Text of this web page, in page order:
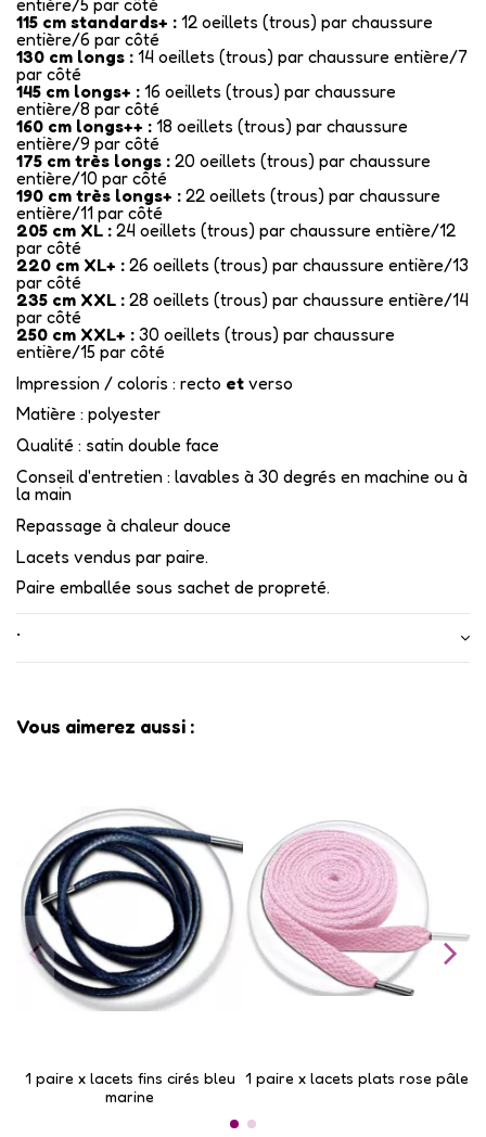
115 cm standards+ : 12 oeillets (trous) par chaussure
entière/6 par côté
130 cm longs : 14 oeillets (trous) par chaussure entière/7
par côté
145 cm longs+ : 16 oeillets (trous) par chaussure
entière/8 par côté
160 cm longs++ : 18 oeillets (trous) par chaussure
entière/9 par côté
175 cm très longs : 20 oeillets (trous) par chaussure
entière/10 par côté
190 cm très longs+ : 22 oeillets (trous) par chaussure
entière/11 par côté
205 cm XL : 24 oeillets (trous) par chaussure entière/12
par côté
220 cm XL+ : 26 oeillets (trous) par chaussure entière/13
par côté
235 cm XXL : 28 oeillets (trous) par chaussure entière/14
par côté
250 cm XXL+ : 30 oeillets (trous) par chaussure
entière/15 par côté
Impression / coloris : recto et verso
Matière : polyester
Qualité : satin double face
Conseil d'entretien : lavables à 30 degrés en machine ou à
la main
Repassage à chaleur douce
Lacets vendus par paire.
Paire emballée sous sachet de propreté.
•
Vous aimerez aussi :
1 paire x lacets fins cirés bleu
marine
1 paire x lacets plats rose pâle